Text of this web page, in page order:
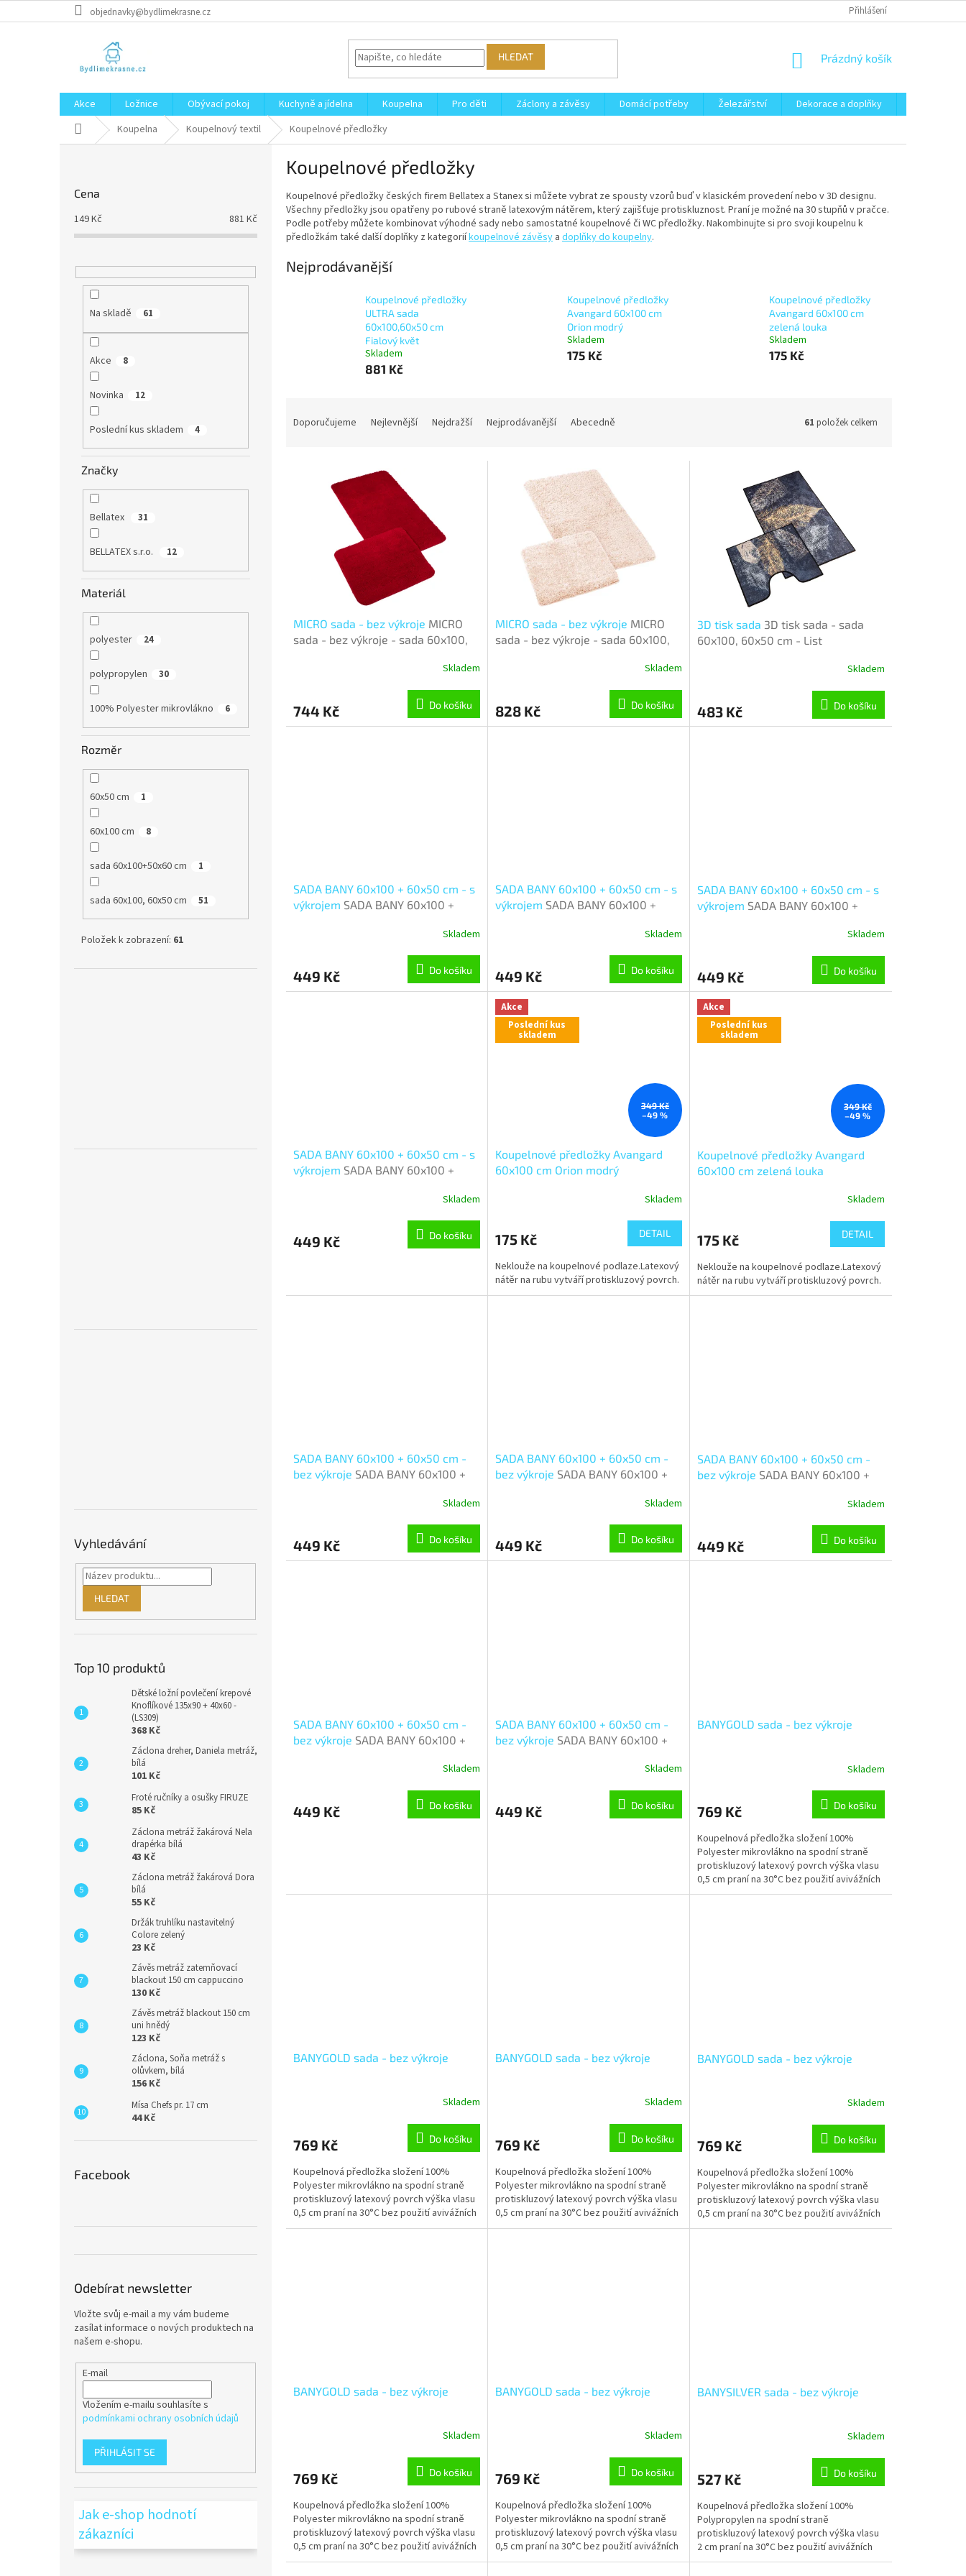
na
objednavky@bydlimekrasne.cz Přihlášení
HLEDAT
NÁKUPNÍ
Prázdný košík
Akce Ložnice Obývací pokoj Kuchyně a jídelna Koupelna Pro děti Záclony a závěsy Domácí potřeby Železářství Dekorace a doplňky
Domů Koupelna Koupelnový textil Koupelnové předložky
Cena
149Kč 881 Kč
Na skladě 61
Akce 8
Novinka 12
Poslední kus skladem 4
Značky
Bellatex 31
BELLATEX s.r.o. 12
Materiál
polyester 24
polypropylen 30
100% Polyester mikrovlákno 6
Rozměr
60x50 cm 1
60x100 cm 8
sada 60x100+50x60 cm 1
sada 60x100, 60x50 cm 51
Položek k zobrazení: 61
Vyhledávání
HLEDAT
Top 10 produktů
Dětské ložní povlečení krepové
Knoflíkové 135x90 + 40x60 -
(LS309)
368 Kč
Záclona dreher, Daniela metráž,
bílá
101 Kč
Froté ručníky a osušky FIRUZE
85 Kč
Záclona metráž žakárová Nela
drapérka bílá
43 Kč
Záclona metráž žakárová Dora
bílá
55 Kč
Držák truhlíku nastavitelný
Colore zelený
23 Kč
Závěs metráž zatemňovací
blackout 150 cm cappuccino
130 Kč
Závěs metráž blackout 150 cm
uni hnědý
123 Kč
Záclona, Soňa metráž s
olůvkem, bílá
156 Kč
Mísa Chefs pr. 17 cm
44 Kč
Facebook
Odebírat newsletter
Vložte svůj e-mail a my vám budeme
zasílat informace o nových produktech na
našem e-shopu.
E-mail
Vložením e-mailu souhlasíte s
podmínkami ochrany osobních údajů
PŘIHLÁSIT SE
Jak e-shop hodnotí
zákazníci
Koupelnové předložky
Koupelnové předložky českých firem Bellatex a Stanex si můžete vybrat ze spousty vzorů buď v klasickém provedení nebo v 3D designu.
Všechny předložky jsou opatřeny po rubové straně latexovým nátěrem, který zajišťuje protiskluznost. Praní je možné na 30 stupňů v pračce.
Podle potřeby můžete kombinovat výhodné sady nebo samostatné koupelnové či WC předložky. Nakombinujte si pro svoji koupelnu k
předložkám také další doplňky z kategoriíkoupelnové závěsy a doplňky do koupelny.
Nejprodávanější
Koupelnové předložky
ULTRA sada
60x100,60x50 cm
Fialový květ
Skladem
881 Kč
Koupelnové předložky
Avangard 60x100 cm
Orion modrý
Skladem
175 Kč
Koupelnové předložky
Avangard 60x100 cm
zelená louka
Skladem
175 Kč
Doporučujeme Nejlevnější Nejdražší Nejprodávanější Abecedně 61 položek celkem
MICRO sada - bez výkroje MICRO
sada - bez výkroje - sada 60x100,
Skladem
744 Kč Do košíku
MICRO sada - bez výkroje MICRO
sada - bez výkroje - sada 60x100,
Skladem
828 Kč Do košíku
3D tisk sada 3D tisk sada - sada
60x100, 60x50 cm - List
Skladem
483 Kč Do košíku
SADA BANY 60x100 + 60x50 cm - s
výkrojem SADA BANY 60x100 +
60x100, 60x50 cm - OrnamentSkladem
449 Kč Do košíku
SADA BANY 60x100 + 60x50 cm - s
výkrojem SADA BANY 60x100 +
Skladem
449 Kč Do košíku
SADA BANY 60x100 + 60x50 cm - s
výkrojem SADA BANY 60x100 +
60x100, 60x50 cm - ObdélníkSkladem
449 Kč Do košíku
SADA BANY 60x100 + 60x50 cm - s
výkrojem SADA BANY 60x100 +
Skladem
449 Kč Do košíku
Akce
Poslední kus
skladem
349 Kč
–49 %
Koupelnové předložky Avangard
60x100 cm Orion modrý
Skladem
175 Kč DETAIL
Neklouže na koupelnové podlaze.Latexový
nátěr na rubu vytváří protiskluzový povrch.
Akce
Poslední kus
skladem
349 Kč
–49 %
Koupelnové předložky Avangard
60x100 cm zelená louka
Skladem
175 Kč DETAIL
Neklouže na koupelnové podlaze.Latexový
nátěr na rubu vytváří protiskluzový povrch.
SADA BANY 60x100 + 60x50 cm -
bez výkroje SADA BANY 60x100 +
Skladem
449 Kč Do košíku
SADA BANY 60x100 + 60x50 cm -
bez výkroje SADA BANY 60x100 +
Skladem
449 Kč Do košíku
SADA BANY 60x100 + 60x50 cm -
bez výkroje SADA BANY 60x100 +
Skladem
449 Kč Do košíku
SADA BANY 60x100 + 60x50 cm -
bez výkroje SADA BANY 60x100 +
60x100, 60x50 cm - ObdélníkSkladem
449 Kč Do košíku
SADA BANY 60x100 + 60x50 cm -
bez výkroje SADA BANY 60x100 +
Skladem
449 Kč Do košíku
BANYGOLD sada - bez výkroje
Skladem
769 Kč Do košíku
Koupelnová předložka složení 100%
Polyester mikrovlákno na spodní straně
protiskluzový latexový povrch výška vlasu
0,5 cm praní na 30°C bez použití avivážních
prostředků šetrné...
BANYGOLD sada - bez výkroje
Skladem
769 Kč Do košíku
Koupelnová předložka složení 100%
Polyester mikrovlákno na spodní straně
protiskluzový latexový povrch výška vlasu
0,5 cm praní na 30°C bez použití avivážních
prostředků šetrné...
BANYGOLD sada - bez výkroje
Skladem
769 Kč Do košíku
Koupelnová předložka složení 100%
Polyester mikrovlákno na spodní straně
protiskluzový latexový povrch výška vlasu
0,5 cm praní na 30°C bez použití avivážních
prostředků šetrné...
BANYGOLD sada - bez výkroje
Skladem
769 Kč Do košíku
Koupelnová předložka složení 100%
Polyester mikrovlákno na spodní straně
protiskluzový latexový povrch výška vlasu
0,5 cm praní na 30°C bez použití avivážních
prostředků šetrné...
BANYGOLD sada - bez výkroje
Skladem
769 Kč Do košíku
Koupelnová předložka složení 100%
Polyester mikrovlákno na spodní straně
protiskluzový latexový povrch výška vlasu
0,5 cm praní na 30°C bez použití avivážních
prostředků šetrné...
BANYGOLD sada - bez výkroje
Skladem
769 Kč Do košíku
Koupelnová předložka složení 100%
Polyester mikrovlákno na spodní straně
protiskluzový latexový povrch výška vlasu
0,5 cm praní na 30°C bez použití avivážních
prostředků šetrné...
BANYSILVER sada - bez výkroje
Skladem
527 Kč Do košíku
Koupelnová předložka složení 100%
Polypropylen na spodní straně
protiskluzový latexový povrch výška vlasu
2 cm praní na 30°C bez použití avivážních
prostředků šetrné odstředění...